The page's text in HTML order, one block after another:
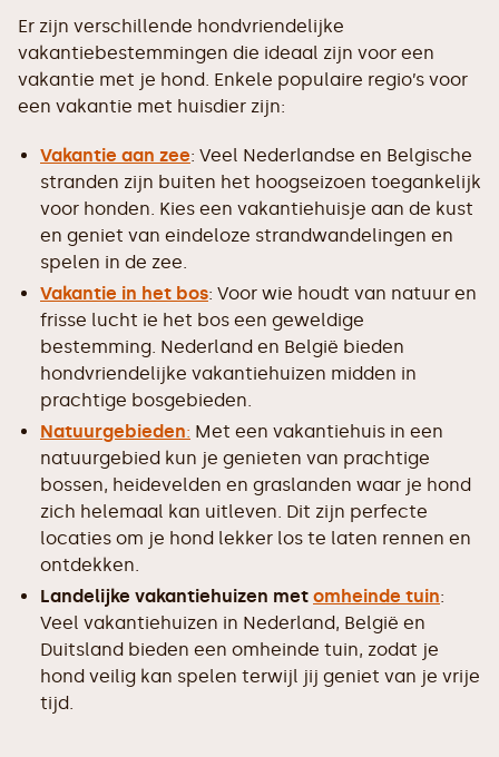
Er zijn verschillende hondvriendelijke
vakantiebestemmingen die ideaal zijn voor een
vakantie met je hond. Enkele populaire regio’s voor
een vakantie met huisdier zijn:
Vakantie aan zee: Veel Nederlandse en Belgische
stranden zijn buiten het hoogseizoen toegankelijk
voor honden. Kies een vakantiehuisje aan de kust
en geniet van eindeloze strandwandelingen en
spelen in de zee.
Vakantie in het bos: Voor wie houdt van natuur en
frisse lucht ie het bos een geweldige
bestemming. Nederland en België bieden
hondvriendelijke vakantiehuizen midden in
prachtige bosgebieden.
Natuurgebieden: Met een vakantiehuis in een
natuurgebied kun je genieten van prachtige
bossen, heidevelden en graslanden waar je hond
zich helemaal kan uitleven. Dit zijn perfecte
locaties om je hond lekker los te laten rennen en
ontdekken.
Landelijke vakantiehuizen met omheinde tuin:
Veel vakantiehuizen in Nederland, België en
Duitsland bieden een omheinde tuin, zodat je
hond veilig kan spelen terwijl jij geniet van je vrije
tijd.